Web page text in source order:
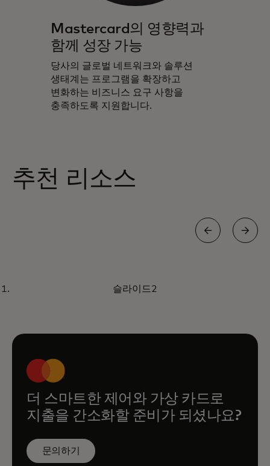
Mastercard의 영향력과
함께 성장 가능
당사의 글로벌 네트워크와 솔루션
생태계는 프로그램을 확장하고
변화하는 비즈니스 요구 사항을
충족하도록 지원합니다.
추천 리소스
진화한 가상 카드
소규모 및 중견 시장 들여다보기
슬라이드2
더 스마트한 제어와 가상 카드로
지출을 간소화할 준비가 되셨나요?
문의하기